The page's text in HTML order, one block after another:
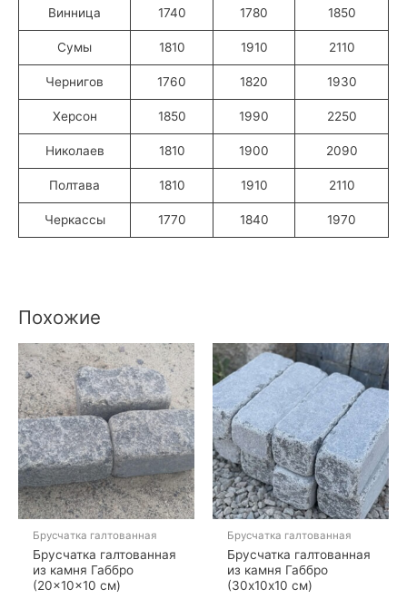
Винница 1740 1780 1850
Сумы 1810 1910 2110
Чернигов 1760 1820 1930
Херсон 1850 1990 2250
Николаев 1810 1900 2090
Полтава 1810 1910 2110
Черкассы 1770 1840 1970
Похожие
Брусчатка галтованная
Брусчатка галтованная
из камня Габбро
(20×10×10 см)
Брусчатка галтованная
Брусчатка галтованная
из камня Габбро
(30х10х10 см)